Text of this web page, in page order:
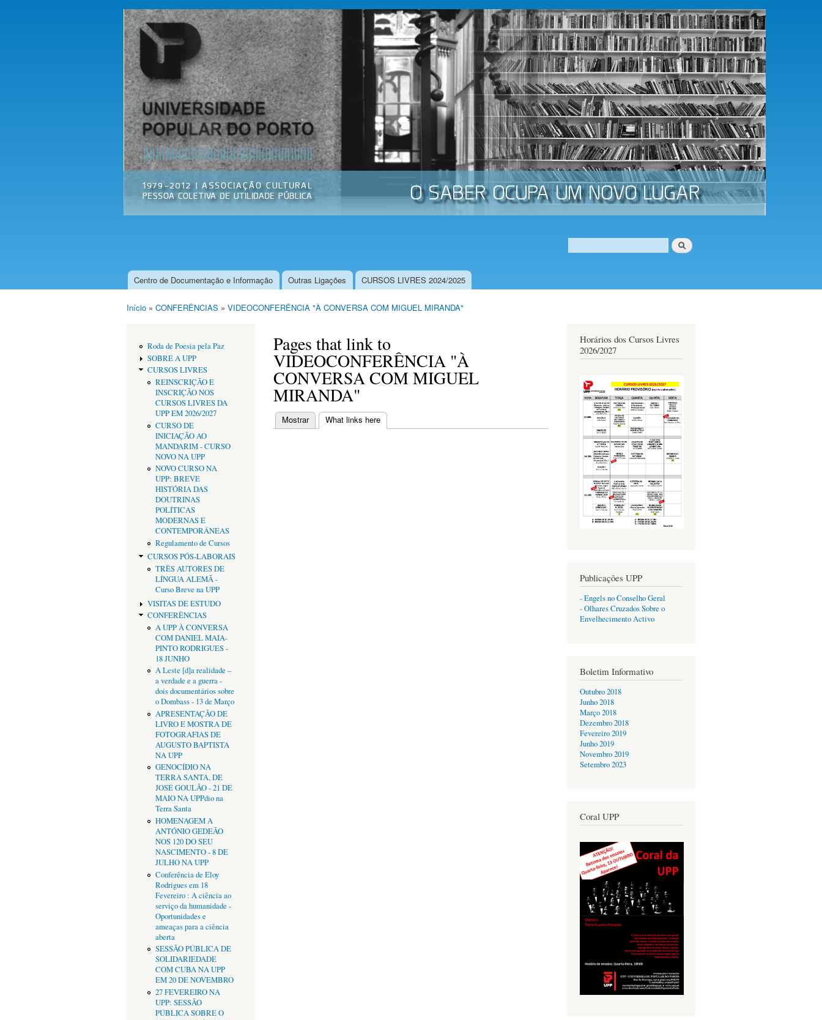
Passar
para o
conteúdo
principal
Universidade
Popular do
Porto
Associação
Cultural
Formulário de procura
Procurar
Menu principal
Centro de Documentação e Informação Outras Ligações CURSOS LIVRES 2024/2025
Início » CONFERÊNCIAS » VIDEOCONFERÊNCIA "À CONVERSA COM MIGUEL MIRANDA"
Roda de Poesia pela Paz
SOBRE A UPP
CURSOS LIVRES
REINSCRIÇÃO E
INSCRIÇÃO NOS
CURSOS LIVRES DA
UPP EM 2026/2027
CURSO DE
INICIAÇÃO AO
MANDARIM - CURSO
NOVO NA UPP
NOVO CURSO NA
UPP: BREVE
HISTÓRIA DAS
DOUTRINAS
POLÍTICAS
MODERNAS E
CONTEMPORÂNEAS
Regulamento de Cursos
CURSOS PÓS-LABORAIS
TRÊS AUTORES DE
LÍNGUA ALEMÃ -
Curso Breve na UPP
VISITAS DE ESTUDO
CONFERÊNCIAS
A UPP À CONVERSA
COM DANIEL MAIA-
PINTO RODRIGUES -
18 JUNHO
A Leste [d]a realidade –
a verdade e a guerra -
dois documentários sobre
o Dombass - 13 de Março
APRESENTAÇÃO DE
LIVRO E MOSTRA DE
FOTOGRAFIAS DE
AUGUSTO BAPTISTA
NA UPP
GENOCÍDIO NA
TERRA SANTA, DE
JOSÉ GOULÃO - 21 DE
MAIO NA UPPdio na
Terra Santa
HOMENAGEM A
ANTÓNIO GEDEÃO
NOS 120 DO SEU
NASCIMENTO - 8 DE
JULHO NA UPP
Conferência de Eloy
Rodrigues em 18
Fevereiro : A ciência ao
serviço da humanidade -
Oportunidades e
ameaças para a ciência
aberta
SESSÃO PÚBLICA DE
SOLIDARIEDADE
COM CUBA NA UPP
EM 20 DE NOVEMBRO
27 FEVEREIRO NA
UPP: SESSÃO
PÚBLICA SOBRE O
Pages that link to
VIDEOCONFERÊNCIA "À
CONVERSA COM MIGUEL
MIRANDA"
Separadores primários
Mostrar What links here
Horários dos Cursos Livres
2026/2027
Publicações UPP
- Engels no Conselho Geral
- Olhares Cruzados Sobre o
Envelhecimento Activo
Boletim Informativo
Outubro 2018
Junho 2018
Março 2018
Dezembro 2018
Fevereiro 2019
Junho 2019
Novembro 2019
Setembro 2023
Coral UPP